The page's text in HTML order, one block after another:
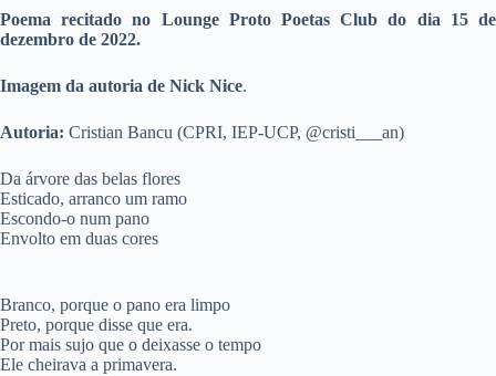
Poema recitado no Lounge Proto Poetas Club do dia 15 de
dezembro de 2022.
Imagem da autoria de Nick Nice.
Autoria: Cristian Bancu (CPRI, IEP-UCP, @cristi___an)
Da árvore das belas flores
Esticado, arranco um ramo
Escondo-o num pano
Envolto em duas cores
Branco, porque o pano era limpo
Preto, porque disse que era.
Por mais sujo que o deixasse o tempo
Ele cheirava a primavera.